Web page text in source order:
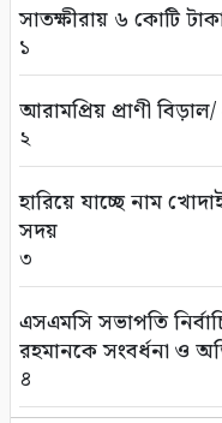
সাতক্ষীরায় ৬ কোটি
১
আরামপ্রিয় প্রাণী
২
হারিয়ে যাচ্ছে নাম
সদয়
৩
এসএমসি সভাপতি
রহমানকে সংবর্ধনা ও
৪